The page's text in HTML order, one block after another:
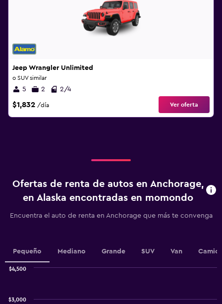
Jeep Wrangler Unlimited
o SUV similar
5 2 2/4
$1,832 /día Ver oferta
Ofertas de renta de autos en Anchorage,
en Alaska encontradas en momondo
Encuentra el auto de renta en Anchorage que más te convenga
Pequeño Mediano Grande SUV Van
$3,000
$4,500